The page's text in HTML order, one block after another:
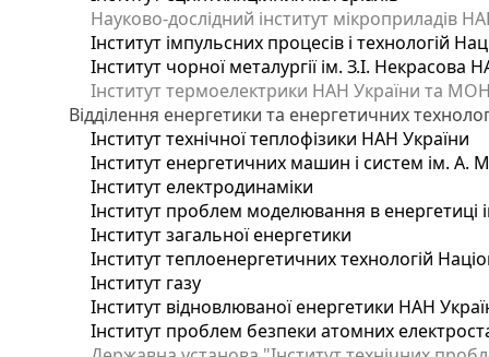
Науково-дослідний інститут мікроприладів
Інститут імпульсних процесів і технологій
Інститут чорної металургії ім. З.І. Некрасова
Інститут термоелектрики НАН України та
Відділення енергетики та енергетичних
Інститут технічної теплофізики НАН України
Інститут енергетичних машин і систем ім. А.
Інститут електродинаміки
Інститут проблем моделювання в енергетиці
Інститут загальної енергетики
Інститут теплоенергетичних технологій
Інститут газу
Інститут відновлюваної енергетики НАН
Інститут проблем безпеки атомних